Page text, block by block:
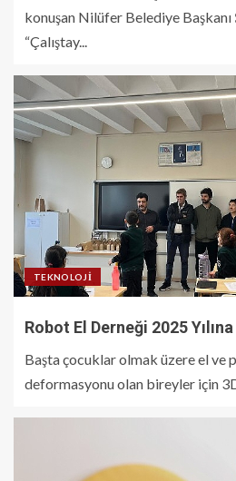
konuşan Nilüfer Belediye
“Çalıştay...
TEKNOLOJI
Robot El Derneği 2025
Başta çocuklar olmak üzere el ve
deformasyonu olan bireyler için